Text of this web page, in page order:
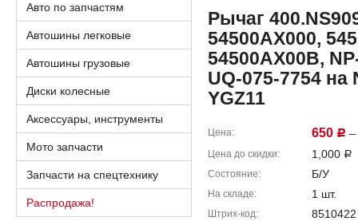
Рычаг
54500AX000,
54500AX00B,
UQ-075-7754
YGZ11
Цена 650 Р –
Цена до скидки 1,000 Р
Состояние Б/У
На складе 1 шт.
Штрих-код 8510422
Авто по запчастям
Автошины легковые
Автошины грузовые
Диски колесные
Аксессуары, инструменты
Мото запчасти
Запчасти на спецтехнику
Распродажа!